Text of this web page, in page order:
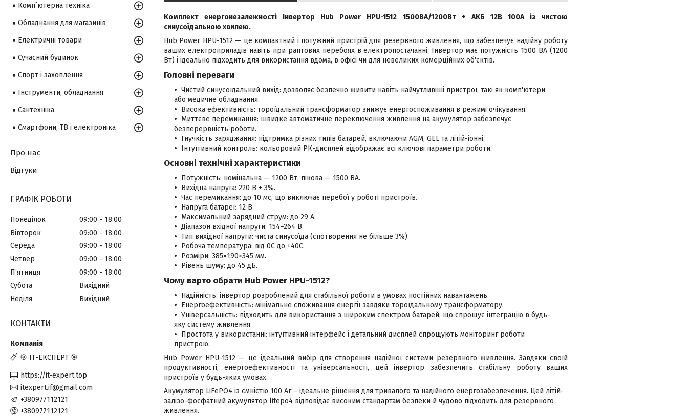
Комплект енергонезалежності Інвертор Hub Power HPU-1512 1500ВА/1200Вт + АКБ 12В 100А із чистою
синусоїдальною хвилею.
Hub Power HPU-1512 — це компактний і потужний пристрій для резервного живлення, що забезпечує надійну роботу
ваших електроприладів навіть при раптових перебоях в електропостачанні. Інвертор має потужність 1500 ВА (1200
Вт) і ідеально підходить для використання вдома, в офісі чи для невеликих комерційних об'єктів.
Головні переваги
Чистий синусоїдальний вихід: дозволяє безпечно живити навіть найчутливіші пристрої, такі як комп'ютери
або медичне обладнання.
Висока ефективність: тороїдальний трансформатор знижує енергоспоживання в режимі очікування.
Миттєве перемикання: швидке автоматичне переключення живлення на акумулятор забезпечує
безперервність роботи.
Гнучкість заряджання: підтримка різних типів батарей, включаючи AGM, GEL та літій-іонні.
Інтуїтивний контроль: кольоровий РК-дисплей відображає всі ключові параметри роботи.
Основні технічні характеристики
Потужність: номінальна — 1200 Вт, пікова — 1500 ВА.
Вихідна напруга: 220 В ± 3%.
Час перемикання: до 10 мс, що виключає перебої у роботі пристроїв.
Напруга батареї: 12 В.
Максимальний зарядний струм: до 29 А.
Діапазон вхідної напруги: 154–264 В.
Тип вихідної напруги: чиста синусоїда (спотворення не більше 3%).
Робоча температура: від 0C до +40C.
Розміри: 385×190×345 мм.
Рівень шуму: до 45 дБ.
Чому варто обрати Hub Power HPU-1512?
Надійність: інвертор розроблений для стабільної роботи в умовах постійних навантажень.
Енергоефективність: мінімальне споживання енергії завдяки тороїдальному трансформатору.
Універсальність: підходить для використання з широким спектром батарей, що спрощує інтеграцію в будь-
яку систему живлення.
Простота у використанні: інтуїтивний інтерфейс і детальний дисплей спрощують моніторинг роботи
пристрою.
Hub Power HPU-1512 — це ідеальний вибір для створення надійної системи резервного живлення. Завдяки своїй
продуктивності, енергоефективності та універсальності, цей інвертор забезпечить стабільну роботу ваших
пристроїв у будь-яких умовах.
Акумулятор LiFePO4 із ємністю 100 Аг – ідеальне рішення для тривалого та надійного енергозабезпечення. Цей літій-
залізо-фосфатний акумулятор lifepo4 відповідає високим стандартам безпеки й чудово підходить для резервного
живлення.
Комп`ютерна техніка
Обладнання для магазинів
Електричні товари
Сучасний будинок
Спорт і захоплення
Інструменти, обладнання
Сантехніка
Смартфони, ТВ і електроніка
Про нас
Відгуки
ГРАФІК РОБОТИ
Понеділок 09:00
18:00
Вівторок
09:00
18:00
Середа
09:00
18:00
Четвер
09:00
18:00
Пʼятниця
09:00
18:00
Субота
Вихідний
Неділя
Вихідний
КОНТАКТИ
🎯 ІТ-ЕКСПЕРТ 🎯
https://it-expert.top
itexpert.if@gmail.com
+380977112121
+380977112121